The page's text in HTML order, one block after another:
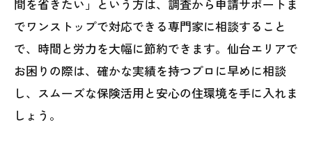
間を省きたい」という方は、調査から申請サポートま
でワンストップで対応できる専門家に相談すること
で、時間と労力を大幅に節約できます。仙台エリアで
お困りの際は、確かな実績を持つプロに早めに相談
し、スムーズな保険活用と安心の住環境を手に入れま
しょう。